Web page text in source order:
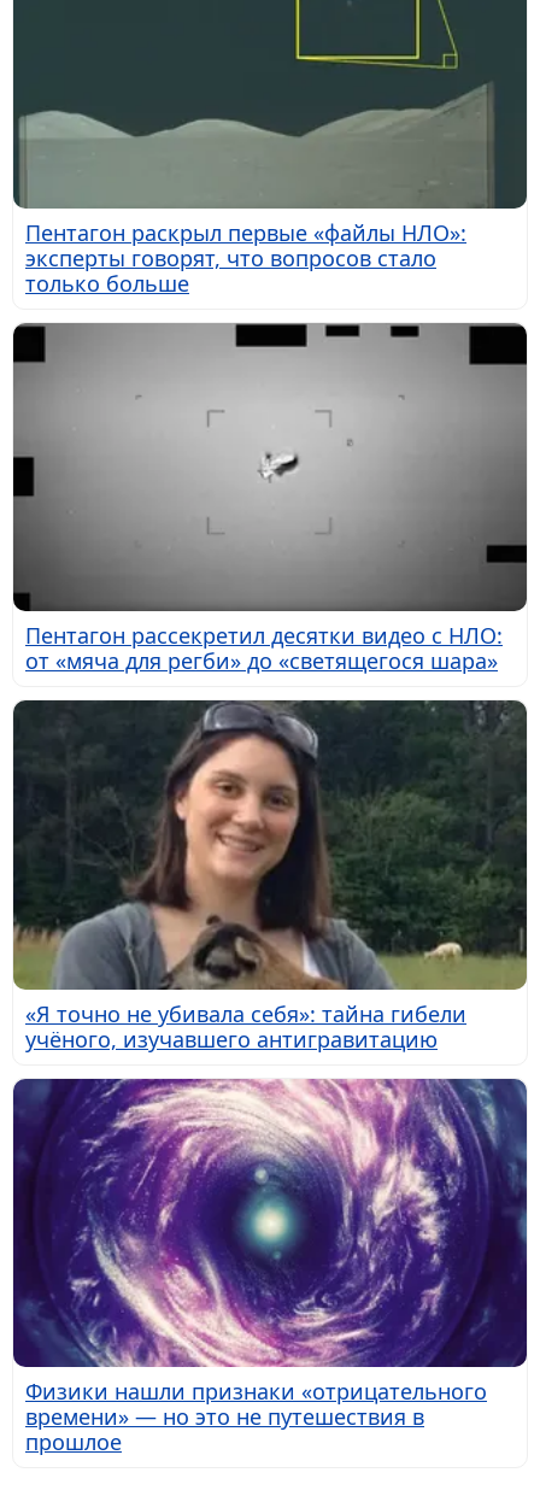
Пентагон раскрыл первые «файлы НЛО»:
эксперты говорят, что вопросов стало
только больше
Пентагон рассекретил десятки видео с НЛО:
от «мяча для регби» до «светящегося шара»
«Я точно не убивала себя»: тайна гибели
учёного, изучавшего антигравитацию
Физики нашли признаки «отрицательного
времени» — но это не путешествия в
прошлое